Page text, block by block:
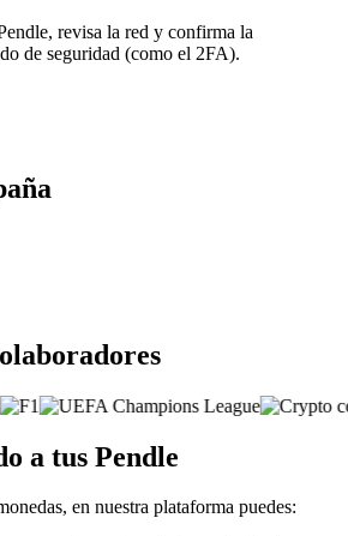
revisa la red y confirma la
de seguridad (como el 2FA).
a tus Pendle
en nuestra plataforma puedes: